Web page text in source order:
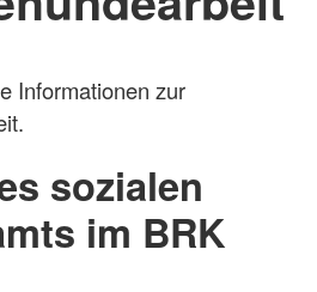
Informationen zur
sozialen
im BRK